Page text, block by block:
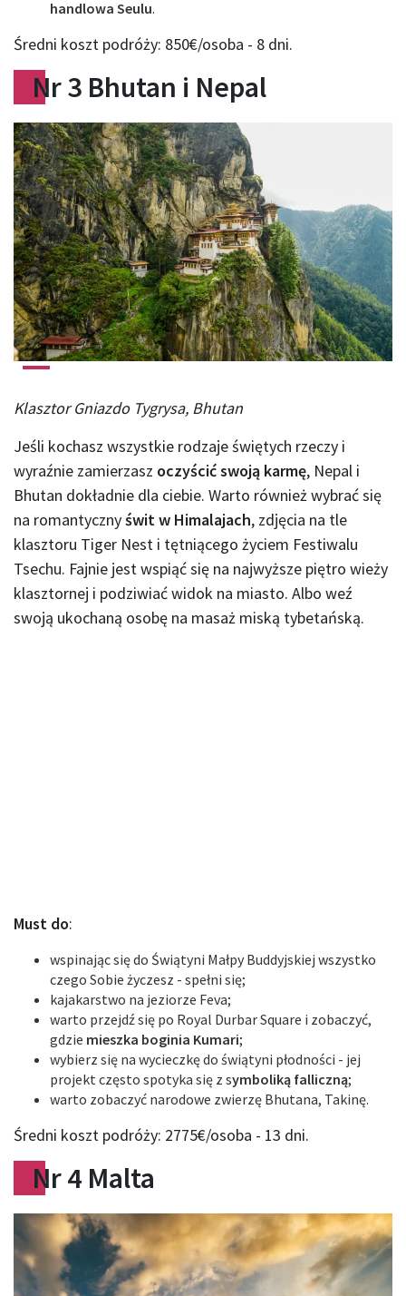
handlowa Seulu.
Średni koszt podróży: 850€/osoba - 8 dni.
Nr 3 Bhutan i Nepal
Klasztor Gniazdo Tygrysa, Bhutan
Jeśli kochasz wszystkie rodzaje świętych rzeczy i
wyraźnie zamierzasz oczyścić swoją karmę, Nepal i
Bhutan dokładnie dla ciebie. Warto również wybrać się
na romantycznyświt w Himalajach, zdjęcia na tle
klasztoru Tiger Nest i tętniącego życiem Festiwalu
Tsechu. Fajnie jest wspiąć się na najwyższe piętro wieży
klasztornej i podziwiać widok na miasto. Albo weź
swoją ukochaną osobę na masaż miską tybetańską.
Must do:
wspinając się do Świątyni Małpy Buddyjskiej wszystko
czego Sobie życzesz - spełni się;
kajakarstwo na jeziorze Feva;
warto przejdź się po Royal Durbar Square i zobaczyć,
gdzie mieszka boginia Kumari;
wybierz się na wycieczkę do świątyni płodności - jej
projekt często spotyka się z symboliką falliczną;
warto zobaczyć narodowe zwierzę Bhutana, Takinę.
Średni koszt podróży: 2775€/osoba - 13 dni.
Nr 4 Malta